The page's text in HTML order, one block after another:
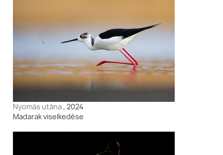
Nyomás utána, 2024
Madarak viselkedése